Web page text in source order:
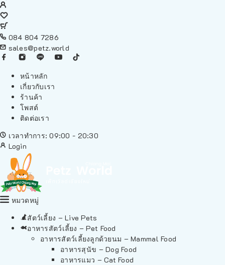
084 804 7286
sales@petz.world
หน้าหลัก
เกี่ยวกับเรา
ร้านค้า
โพสต์
ติดต่อเรา
เวลาทำการ: 09:00 - 20:30
Login
หมวดหมู่
สัตว์เลี้ยง – Live Pets
อาหารสัตว์เลี้ยง – Pet Food
อาหารสัตว์เลี้ยงลูกด้วยนม – Mammal Food
อาหารสุนัข – Dog Food
อาหารแมว – Cat Food